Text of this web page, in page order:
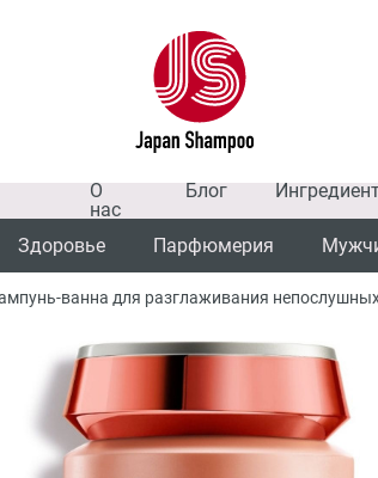
О
нас
Блог
Здоровье Парфюмерия
ванна для разглаживания